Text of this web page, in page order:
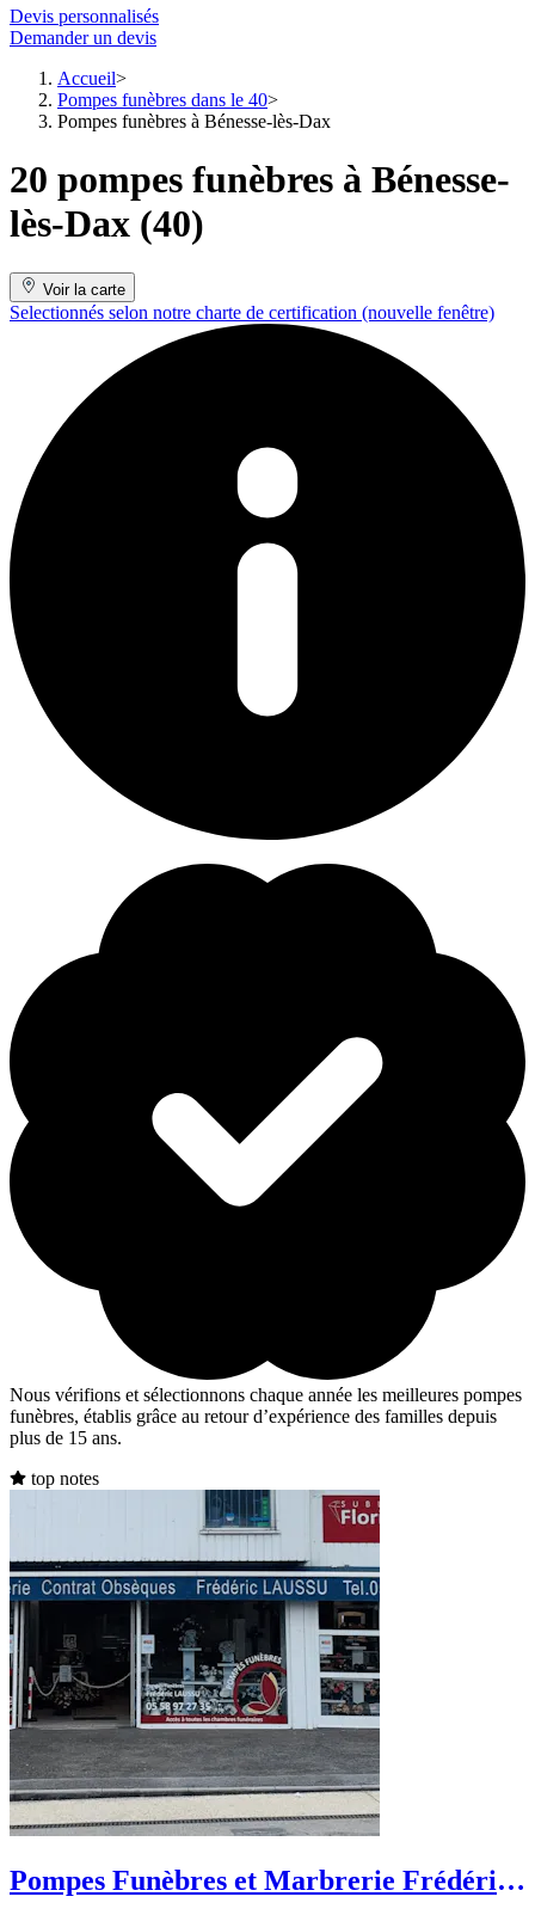
Devis personnalisés
Demander un devis
Accueil
Pompes funèbres dans le 40
Pompes funèbres à Bénesse-lès-Dax
20 pompes funèbres à Bénesse-
lès-Dax (40)
Voir la carte
Selectionnés selon notre charte de certification (nouvelle fenêtre)
Nous vérifions et sélectionnons chaque année les meilleures pompes
funèbres, établis grâce au retour d’expérience des familles depuis
plus de 15 ans.
top notes
Pompes Funèbres et Marbrerie Frédéric